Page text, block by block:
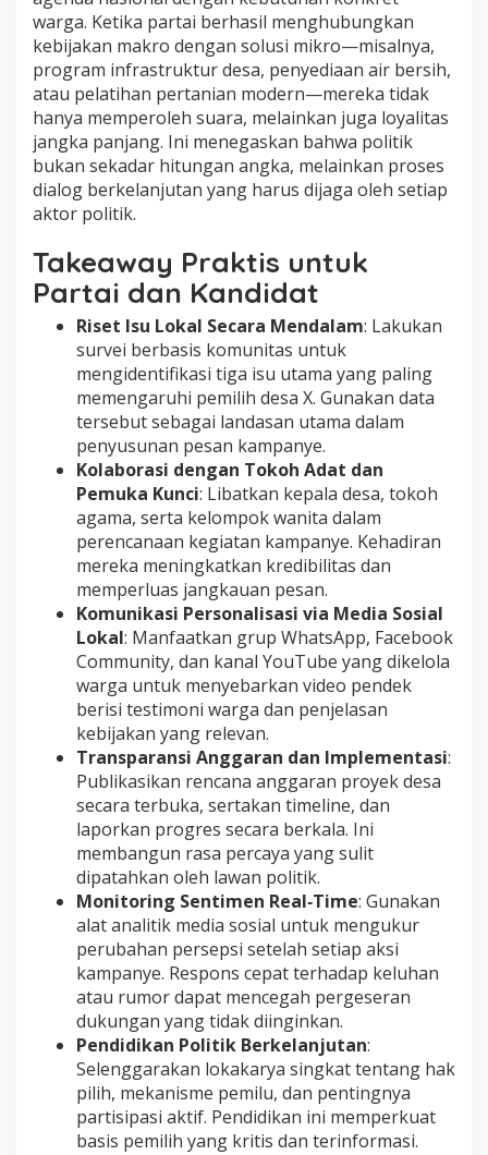
warga. Ketika partai berhasil menghubungkan
kebijakan makro dengan solusi mikro—misalnya,
program infrastruktur desa, penyediaan air bersih,
atau pelatihan pertanian modern—mereka tidak
hanya memperoleh suara, melainkan juga loyalitas
jangka panjang. Ini menegaskan bahwa politik
bukan sekadar hitungan angka, melainkan proses
dialog berkelanjutan yang harus dijaga oleh setiap
aktor politik.
Takeaway Praktis untuk
Partai dan Kandidat
Riset Isu Lokal Secara Mendalam: Lakukan
survei berbasis komunitas untuk
mengidentifikasi tiga isu utama yang paling
memengaruhi pemilih desa X. Gunakan data
tersebut sebagai landasan utama dalam
penyusunan pesan kampanye.
Kolaborasi dengan Tokoh Adat dan
Pemuka Kunci: Libatkan kepala desa, tokoh
agama, serta kelompok wanita dalam
perencanaan kegiatan kampanye. Kehadiran
mereka meningkatkan kredibilitas dan
memperluas jangkauan pesan.
Komunikasi Personalisasi via Media Sosial
Lokal: Manfaatkan grup WhatsApp, Facebook
Community, dan kanal YouTube yang dikelola
warga untuk menyebarkan video pendek
berisi testimoni warga dan penjelasan
kebijakan yang relevan.
Transparansi Anggaran dan Implementasi:
Publikasikan rencana anggaran proyek desa
secara terbuka, sertakan timeline, dan
laporkan progres secara berkala. Ini
membangun rasa percaya yang sulit
dipatahkan oleh lawan politik.
Monitoring Sentimen Real‑Time: Gunakan
alat analitik media sosial untuk mengukur
perubahan persepsi setelah setiap aksi
kampanye. Respons cepat terhadap keluhan
atau rumor dapat mencegah pergeseran
dukungan yang tidak diinginkan.
Pendidikan Politik Berkelanjutan:
Selenggarakan lokakarya singkat tentang hak
pilih, mekanisme pemilu, dan pentingnya
partisipasi aktif. Pendidikan ini memperkuat
basis pemilih yang kritis dan terinformasi.